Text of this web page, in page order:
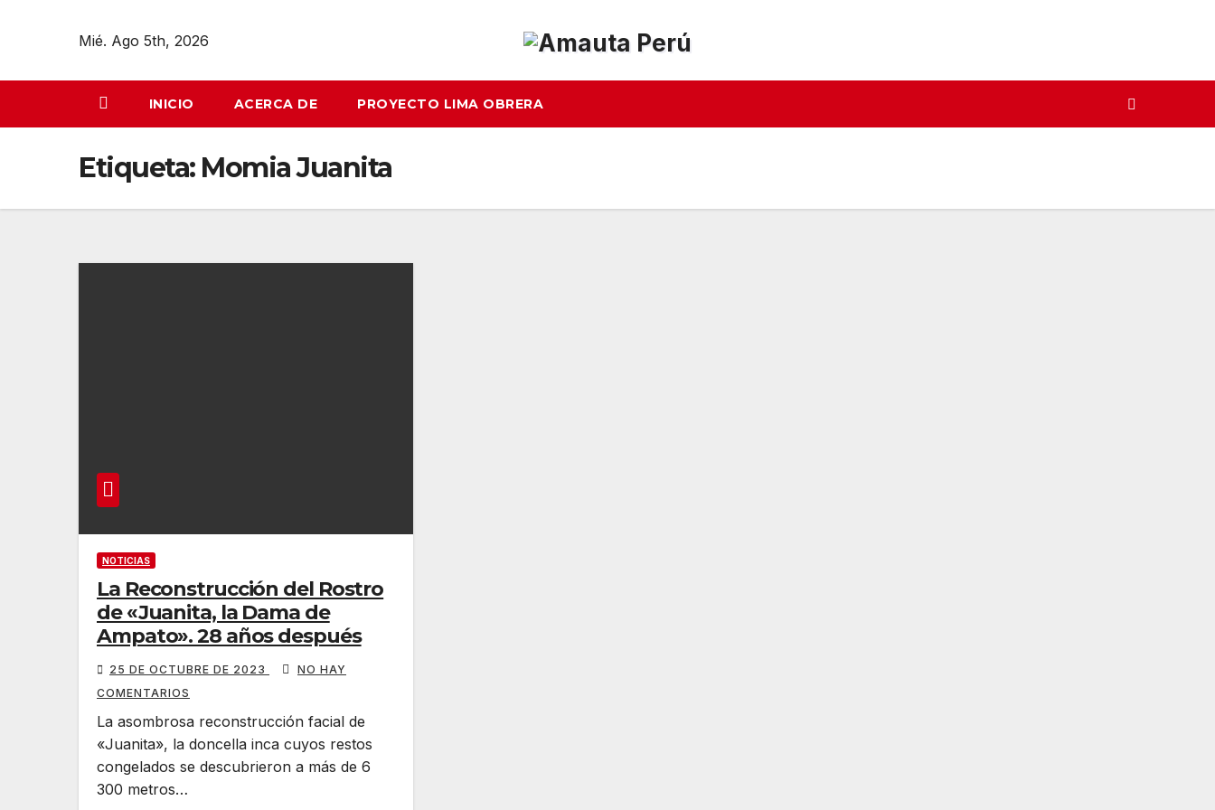
Mié. Ago 5th, 2026
INICIO ACERCA DE PROYECTO LIMA OBRERA
Etiqueta: Momia Juanita
NOTICIAS
La Reconstrucción del Rostro
de «Juanita, la Dama de
Ampato». 28 años después
25 DE OCTUBRE DE 2023
NO HAY
COMENTARIOS
La asombrosa reconstrucción facial de
«Juanita», la doncella inca cuyos restos
congelados se descubrieron a más de 6
300 metros…